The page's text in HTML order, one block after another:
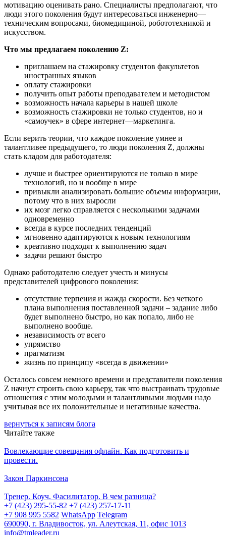
мотивацию оценивать рано. Специалисты предполагают, что
люди этого поколения будут интересоваться инженерно—
техническим вопросами, биомедициной, робототехникой и
искусством.
Что мы предлагаем поколению Z:
приглашаем на стажировку студентов факультетов
иностранных языков
оплату стажировки
получить опыт работы преподавателем и методистом
возможность начала карьеры в нашей школе
возможность стажировки не только студентов, но и
«самоучек» в сфере интернет—маркетинга.
Если верить теории, что каждое поколение умнее и
талантливее предыдущего, то люди поколения Z, должны
стать кладом для работодателя:
лучше и быстрее ориентируются не только в мире
технологий, но и вообще в мире
привыкли анализировать большие объемы информации,
потому что в них выросли
их мозг легко справляется с несколькими задачами
одновременно
всегда в курсе последних тенденций
мгновенно адаптируются к новым технологиям
креативно подходят к выполнению задач
задачи решают быстро
Однако работодателю следует учесть и минусы
представителей цифрового поколения:
отсутствие терпения и жажда скорости. Без четкого
плана выполнения поставленной задачи – задание либо
будет выполнено быстро, но как попало, либо не
выполнено вообще.
независимость от всего
упрямство
прагматизм
жизнь по принципу «всегда в движении»
Осталось совсем немного времени и представители поколения
Z начнут строить свою карьеру, так что выстраивать трудовые
отношения с этим молодыми и талантливыми людьми надо
учитывая все их положительные и негативные качества.
вернуться к записям блога
Читайте также
Вовлекающие совещания офлайн. Как подготовить и
провести.
Закон Паркинсона
Тренер. Коуч. Фасилитатор. В чем разница?
+7 (423) 295-55-82 +7 (423) 257-17-11
+7 908 995 5582 WhatsApp Telegram
690090, г. Владивосток, ул. Алеутская, 11, офис 1013
info@tmleader.ru